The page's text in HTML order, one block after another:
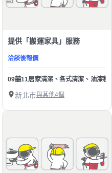
提供「搬運家具」服務
洽談後報價
09囍11居家清潔、各式清潔、油漆粉刷
新北市與其他4個